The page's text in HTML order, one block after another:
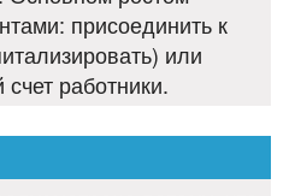
присоединить к
или
работники.